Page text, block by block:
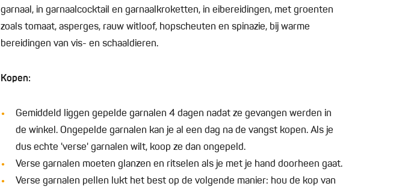
garnaal, in garnaalcocktail en garnaalkroketten, in eibereidingen, met groenten
zoals tomaat, asperges, rauw witloof, hopscheuten en spinazie, bij warme
bereidingen van vis- en schaaldieren.
Kopen:
Gemiddeld liggen gepelde garnalen 4 dagen nadat ze gevangen werden in
de winkel. Ongepelde garnalen kan je al een dag na de vangst kopen. Als je
dus echte 'verse' garnalen wilt, koop ze dan ongepeld.
Verse garnalen moeten glanzen en ritselen als je met je hand doorheen gaat.
Verse garnalen pellen lukt het best op de volgende manier: hou de kop van